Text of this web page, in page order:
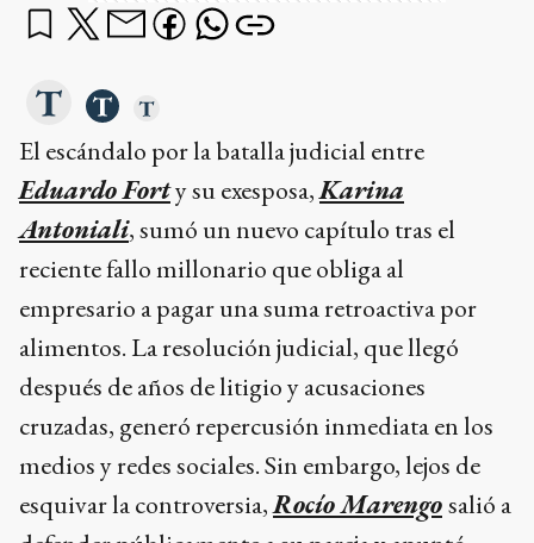
El escándalo por la batalla judicial entre
Eduardo Forty su exesposa,Karina
Antoniali, sumó un nuevo capítulo tras el
reciente fallo millonario que obliga al
empresario a pagar una suma retroactiva por
alimentos. La resolución judicial, que llegó
después de años de litigio y acusaciones
cruzadas, generó repercusión inmediata en los
medios y redes sociales. Sin embargo, lejos de
esquivar la controversia,Rocío Marengosalió a